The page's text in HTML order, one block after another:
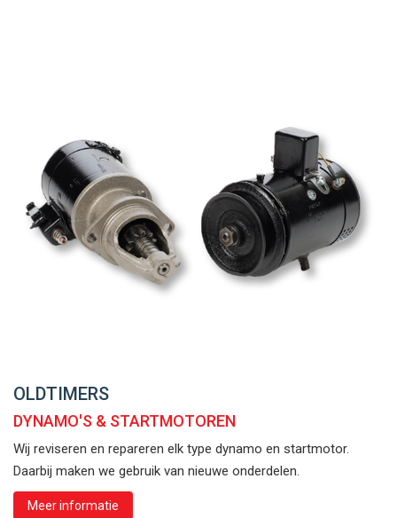
OLDTIMERS
DYNAMO'S & STARTMOTOREN
Wij reviseren en repareren elk type dynamo en startmotor.
Daarbij maken we gebruik van nieuwe onderdelen.
Meer informatie